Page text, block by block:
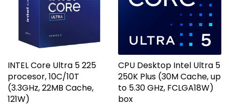
INTEL Core Ultra 5 225
procesor, 10C/10T
(3.3GHz, 22MB Cache,
121W)
CPU Desktop Intel Ultra 5
250K Plus (30M Cache, up
to 5.30 GHz, FCLGA18W)
box